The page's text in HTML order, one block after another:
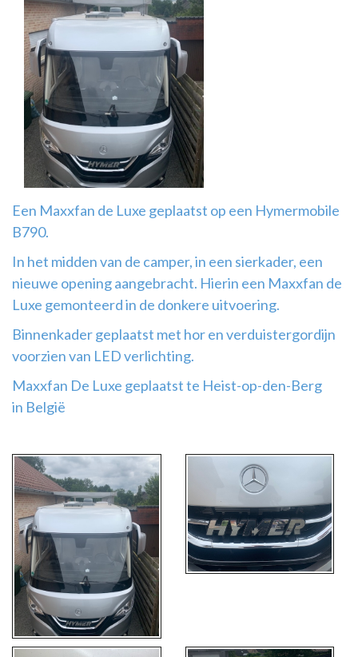
Airco
montage
Een Maxxfan de Luxe geplaatst op een Hymermobile
B790.
In het midden van de camper, in een sierkader, een
nieuwe opening aangebracht. Hierin een Maxxfan de
Luxe gemonteerd in de donkere uitvoering.
Binnenkader geplaatst met hor en verduistergordijn
voorzien van LED verlichting.
Maxxfan De Luxe geplaatst te Heist-op-den-Berg
in België